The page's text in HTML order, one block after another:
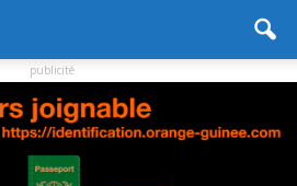
publicité